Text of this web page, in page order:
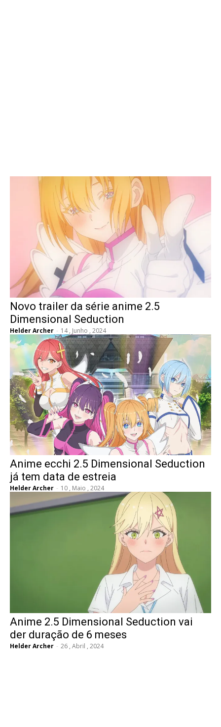
Novo trailer da série anime 2.5
Dimensional Seduction
Helder Archer - 14 , Junho , 2024
Anime ecchi 2.5 Dimensional Seduction
já tem data de estreia
Helder Archer - 10 , Maio , 2024
Anime 2.5 Dimensional Seduction vai
der duração de 6 meses
Helder Archer - 26 , Abril , 2024